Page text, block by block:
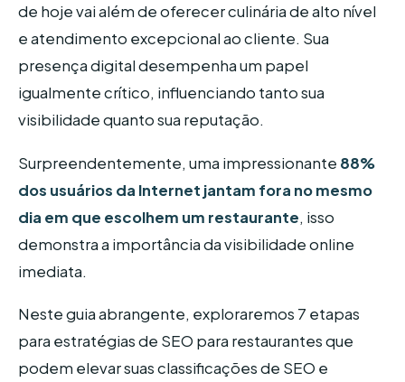
de hoje vai além de oferecer culinária de alto nível
e atendimento excepcional ao cliente. Sua
presença digital desempenha um papel
igualmente crítico, influenciando tanto sua
visibilidade quanto sua reputação.
Surpreendentemente, uma impressionante 88%
dos usuários da Internet jantam fora no mesmo
dia em que escolhem um restaurante, isso
demonstra a importância da visibilidade online
imediata.
Neste guia abrangente, exploraremos 7 etapas
para estratégias de SEO para restaurantes que
podem elevar suas classificações de SEO e